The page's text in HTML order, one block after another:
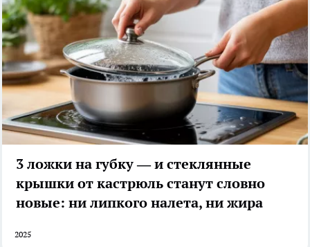
3 ложки на губку — и стеклянные
крышки от кастрюль станут словно
новые: ни липкого налета, ни жира
2025